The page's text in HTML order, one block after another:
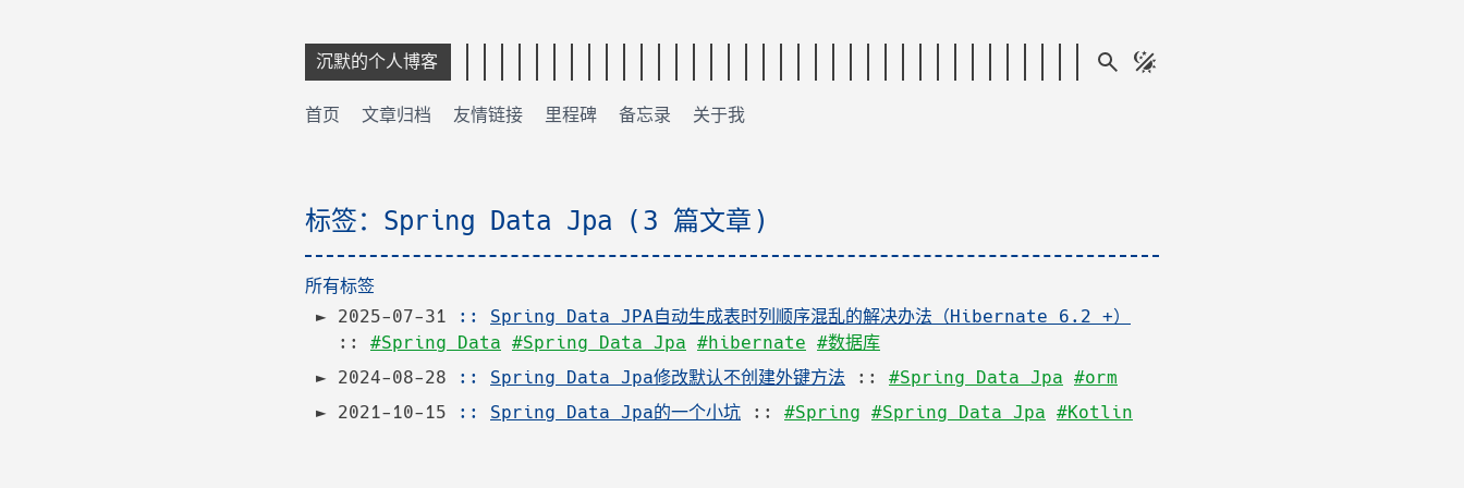
沉默的个人博客
首页 文章归档 友情链接 里程碑 备忘录 关于我
标签：Spring Data Jpa (3 篇文章)
所有标签
2025-07-31 :: Spring Data JPA自动生成表时列顺序混乱的解决办法（Hibernate 6.2 +）
:: #Spring Data #Spring Data Jpa #hibernate #数据库
2024-08-28 :: Spring Data Jpa修改默认不创建外键方法 :: #Spring Data Jpa #orm
2021-10-15 :: Spring Data Jpa的一个小坑 :: #Spring #Spring Data Jpa #Kotlin